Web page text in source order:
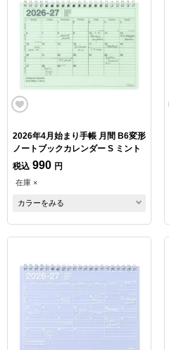
2026年4月始まり手帳 月間 B6変形
ノートブックカレンダー S ミント
税込 990 円
在庫 ×
カラーをみる